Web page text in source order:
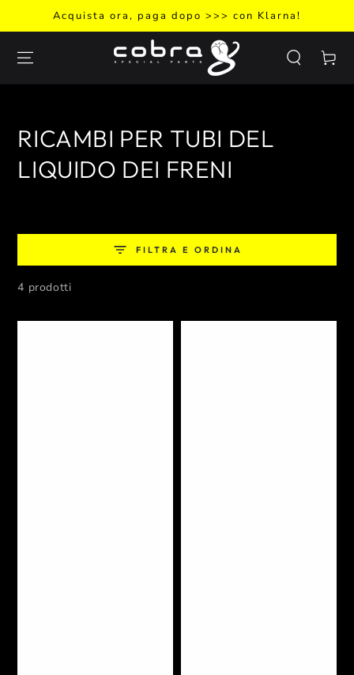
PASSA AL
CONTENUTO
Acquista ora, paga dopo >>> con Klarna!
Carello
Collezione:
RICAMBI PER TUBI DEL
LIQUIDO DEI FRENI
FILTRA E ORDINA
4 prodotti